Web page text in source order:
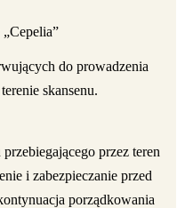
do prowadzenia
skansenu.
przez teren
i zabezpieczanie przed
porządkowania